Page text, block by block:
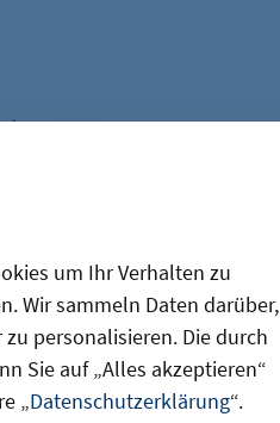
um Ihr Verhalten zu
Wir sammeln Daten darüber,
personalisieren. Die durch
Sie auf „Alles akzeptieren“
„Datenschutzerklärung“.
IHK-
und
eines
Wissen,
erleichtern,
das